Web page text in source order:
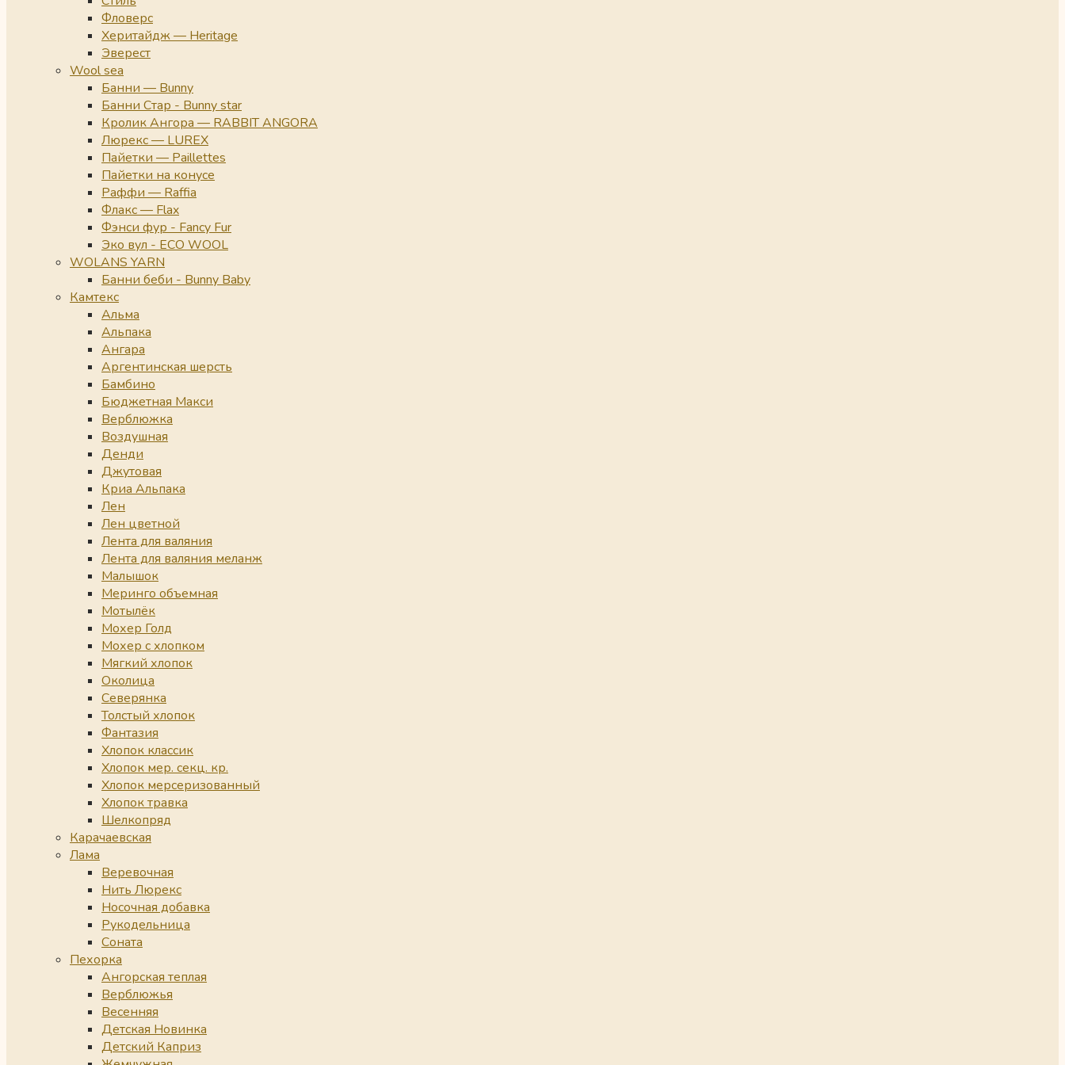
Фловерс
Херитайдж — Heritage
Эверест
Wool sea
Банни — Bunny
Банни Стар - Bunny star
Кролик Ангора — RABBIT ANGORA
Люрекс — LUREX
Пайетки — Paillettes
Пайетки на конусе
Раффи — Raffia
Флакс — Flax
Фэнси фур - Fancy Fur
Эко вул - ECO WOOL
WOLANS YARN
Банни беби - Bunny Baby
Камтекс
Альма
Альпака
Ангара
Аргентинская шерсть
Бамбино
Бюджетная Макси
Верблюжка
Воздушная
Денди
Джутовая
Криа Альпака
Лен
Лен цветной
Лента для валяния
Лента для валяния меланж
Малышок
Меринго объемная
Мотылёк
Мохер Голд
Мохер с хлопком
Мягкий хлопок
Околица
Северянка
Толстый хлопок
Фантазия
Хлопок классик
Хлопок мер. секц. кр.
Хлопок мерсеризованный
Хлопок травка
Шелкопряд
Карачаевская
Лама
Веревочная
Нить Люрекс
Носочная добавка
Рукодельница
Соната
Пехорка
Ангорская теплая
Верблюжья
Весенняя
Детская Новинка
Детский Каприз